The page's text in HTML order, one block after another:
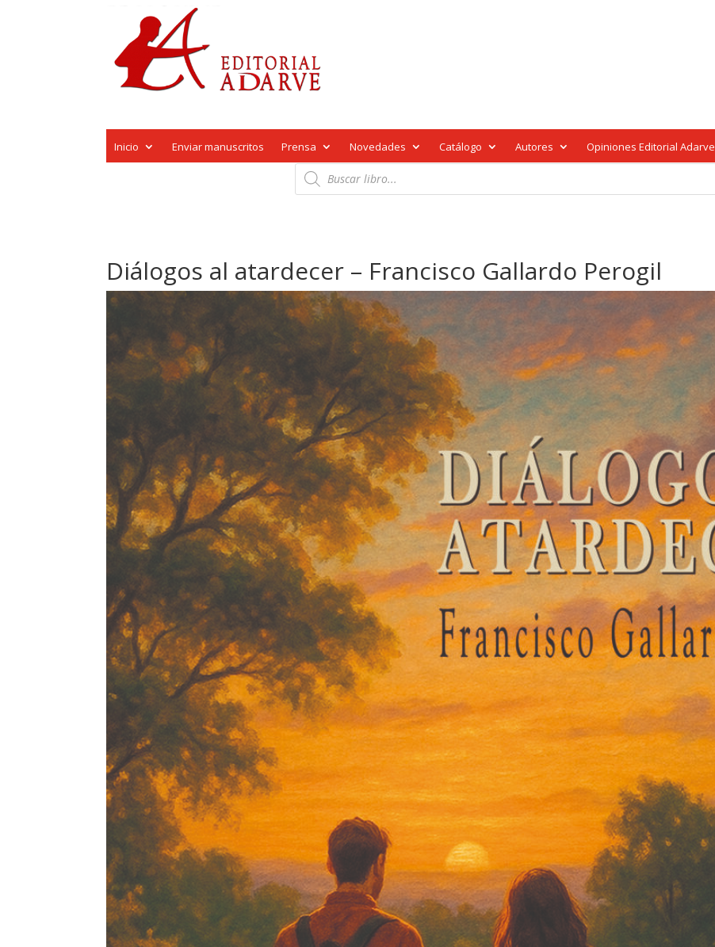
Inicio Enviar manuscritos Prensa Novedades Catálogo Autores Opiniones Editorial Adarve
Búsqueda
de
productos
Diálogos al atardecer – Francisco Gallardo Perogil